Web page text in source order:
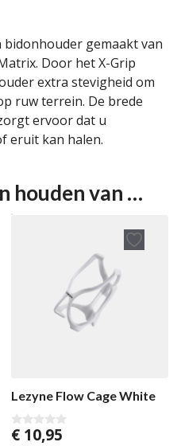
bidonhouder gemaakt van
Door het X-Grip
extra stevigheid om
ruw terrein. De brede
ervoor dat u
eruit kan halen.
houden van …
Lezyne Flow Cage White
0
€ 10,95